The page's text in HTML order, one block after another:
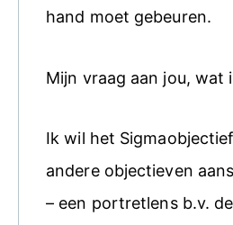
hand moet gebeuren.
Mijn vraag aan jou, wat
Ik wil het
andere objectieven
– een portretlens b.v.